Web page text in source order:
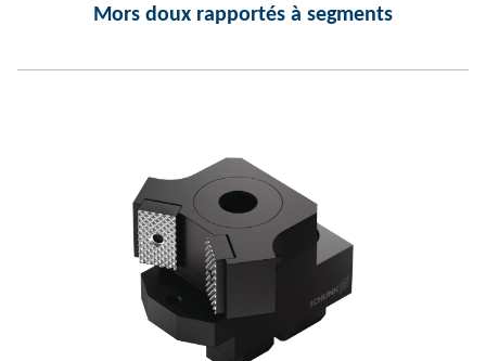
Mors doux rapportés à segments